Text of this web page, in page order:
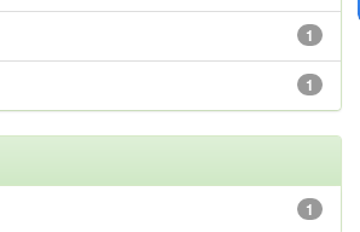
1
1
1